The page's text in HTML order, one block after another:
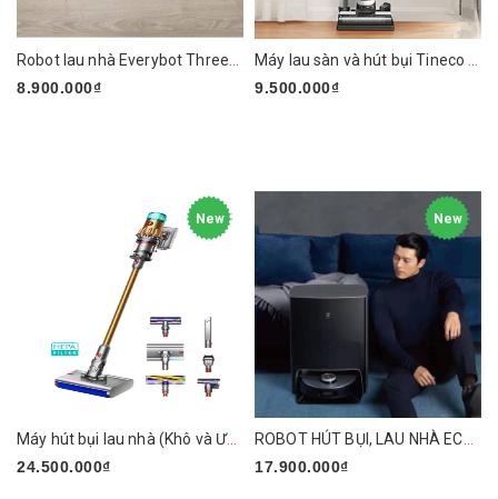
8.900.000₫
9.500.000₫
New
Máy hút bụi lau nhà (Khô và Ướt) Dyson V12s Detect Slim Submarine
24.500.000₫
New
17.900.000₫